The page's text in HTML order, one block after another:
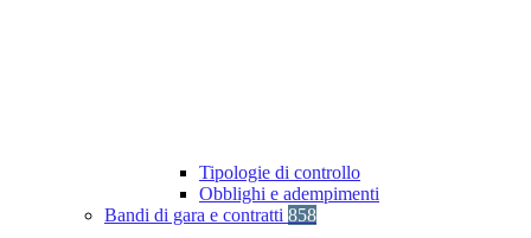
Tipologie di controllo
Obblighi e adempimenti
Bandi di gara e contratti 858